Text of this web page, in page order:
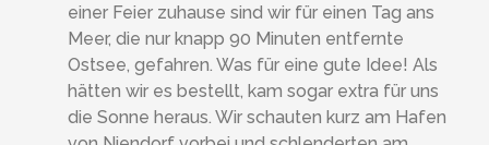
einer Feier zuhause sind wir für einen Tag ans
Meer, die nur knapp 90 Minuten entfernte
Ostsee, gefahren. Was für eine gute Idee! Als
hätten wir es bestellt, kam sogar extra für uns
die Sonne heraus. Wir schauten kurz am Hafen